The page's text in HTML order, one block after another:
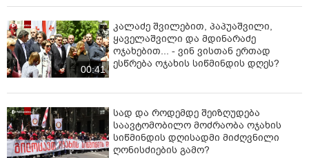
00:41
კალაძე შვილებით, პაპუაშვილი,
ყაველაშვილი და მდინარაძე
ოჯახებით... - ვინ ვისთან ერთად
ესწრება ოჯახის სიწმინდის დღეს?
სად და როდემდე შეიზღუდება
საავტომობილო მოძრაობა ოჯახის
სიწმინდის დღისადმი მიძღვნილი
ღონისძიების გამო?